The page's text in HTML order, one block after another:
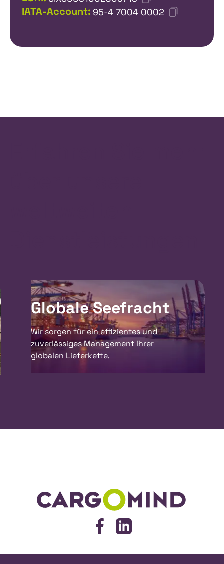
IATA-Account: 95-4 7004 0002
Globale Seefracht
Wir sorgen für ein effizientes und
zuverlässiges Management Ihrer
globalen Lieferkette.
Cargomind